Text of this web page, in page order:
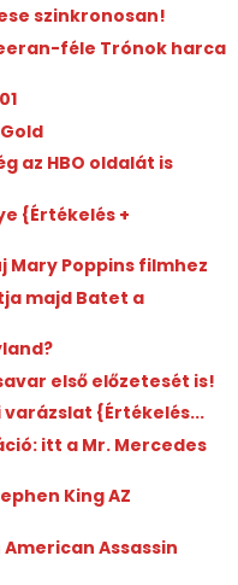
szinkronosan!
féle Trónok harca
az HBO oldalát is
{Értékelés +
Poppins filmhez
majd Batet a
első előzetesét is!
{Értékelés...
itt a Mr. Mercedes
King AZ
Assassin